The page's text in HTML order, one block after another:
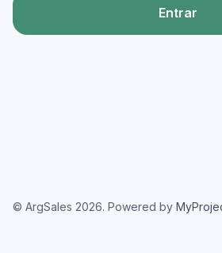
Entrar
© ArgSales 2026. Powered by